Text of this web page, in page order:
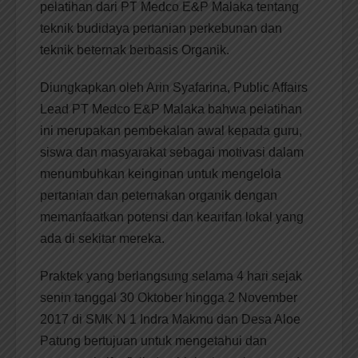
pelatihan dari PT Medco E&P Malaka tentang
teknik budidaya pertanian perkebunan dan
teknik beternak berbasis Organik.
Diungkapkan oleh Arin Syafarina, Public Affairs
Lead PT Medco E&P Malaka bahwa pelatihan
ini merupakan pembekalan awal kepada guru,
siswa dan masyarakat sebagai motivasi dalam
menumbuhkan keinginan untuk mengelola
pertanian dan peternakan organik dengan
memanfaatkan potensi dan kearifan lokal yang
ada di sekitar mereka.
Praktek yang berlangsung selama 4 hari sejak
senin tanggal 30 Oktober hingga 2 November
2017 di SMK N 1 Indra Makmu dan Desa Aloe
Patung bertujuan untuk mengetahui dan